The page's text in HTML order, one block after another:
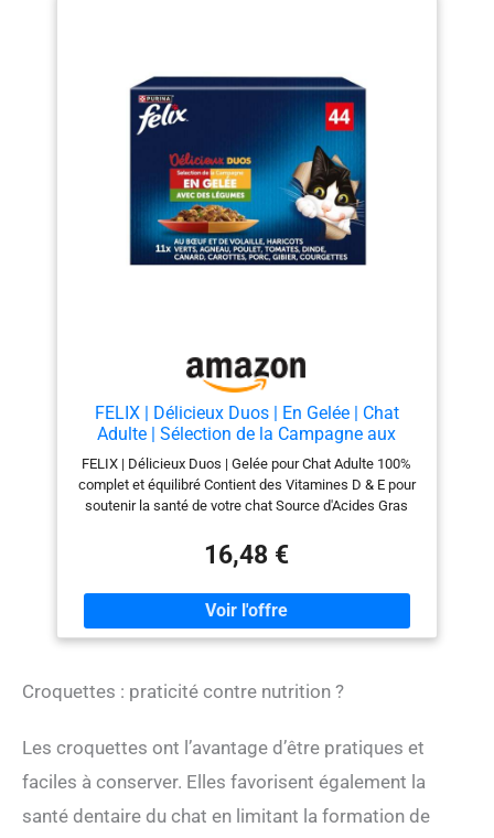
minéraux essentiels, incluant des nutriments clés pour
aider votre petit coquin à rester en bonne santé et
toujours plein de vitalité. UNE QUALITÉ DIGNE DE
CONFIANCE : Élaboré avec des ingrédients de qualité.
Contient des acides gras Oméga 6 essentiels, des
vitamines A & E, et sans colorants. FAIRE DES
RÉSERVES, INTELLIGEMMENT : Les formats
multi‑emballages, avec des sachets pratiques, offrent
un excellent rapport qualité-prix au quotidien, vous
FELIX | Délicieux Duos | En Gelée | Chat
Adulte | Sélection de la Campagne aux
Légumes | Sachets Fraîcheurs | 44x85g
FELIX | Délicieux Duos | Gelée pour Chat Adulte 100%
complet et équilibré Contient des Vitamines D & E pour
soutenir la santé de votre chat Source d'Acides Gras
Sans arômes artificiels ajoutés et sans conservateurs
artificiels ajoutés Cet emballage carton est fabriqué
avec min. 80% de fibres recyclées Propose 4 variétés
savoureuses : Bœuf et Volaille, Porc et Gibier, Dinde et
Canard, Agneau et Poulet Présenté en Sachets
16,48 €
Croquettes : praticité contre nutrition ?
Les croquettes ont l’avantage d’être pratiques et
faciles à conserver. Elles favorisent également la
santé dentaire du chat en limitant la formation de